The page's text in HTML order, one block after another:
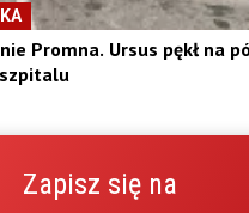
Promna. Ursus pękł na
Zapisz się na